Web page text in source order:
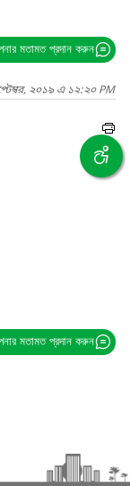
মতামত প্রদান করুন
২০১৯ এ ১২:২০ PM
মতামত প্রদান করুন